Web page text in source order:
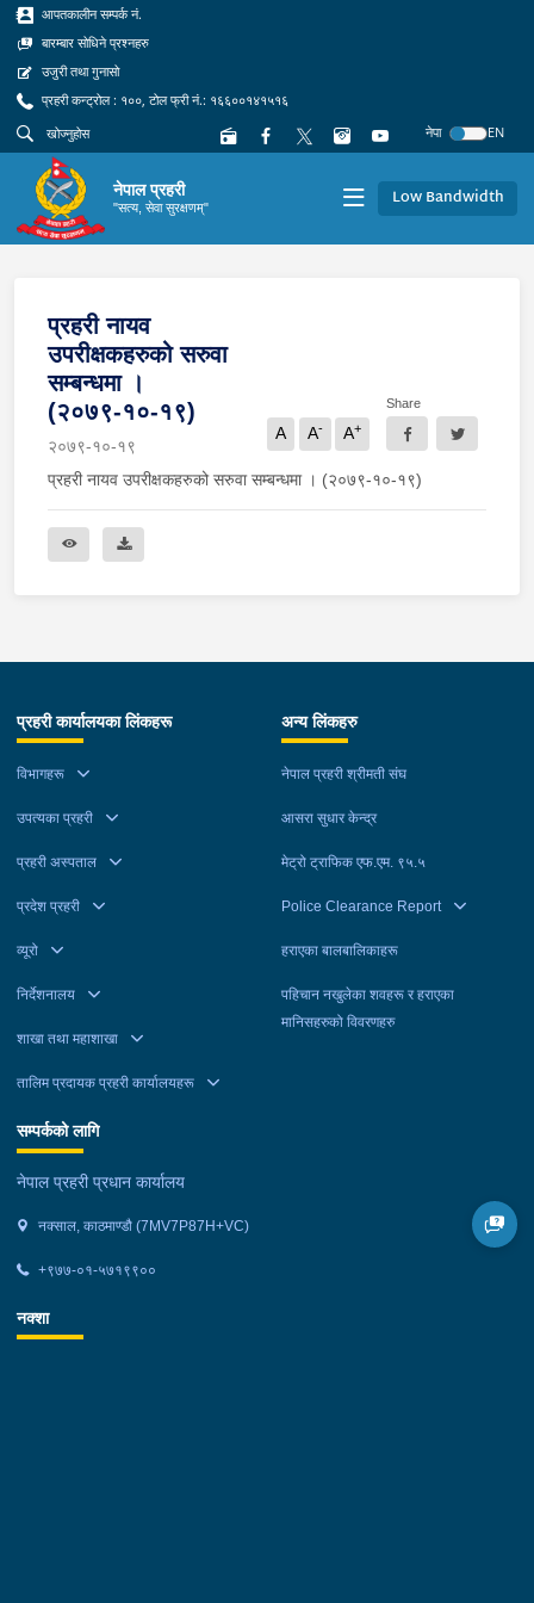
आपतकालीन सम्पर्क नं.
बारम्बार सोधिने प्रश्नहरु
उजुरी तथा गुनासो
प्रहरी कन्ट्रोल : १००, टोल फ्री नं.: १६६००१४१५१६
नेपा
EN
नेपाल प्रहरी
"सत्य, सेवा सुरक्षणम्" Low Bandwidth
प्रहरी नायव
उपरीक्षकहरुको सरुवा
सम्बन्धमा ।
(२०७९-१०-१९)
२०७९-१०-१९
A A- A+
Share
प्रहरी नायव उपरीक्षकहरुको सरुवा सम्बन्धमा । (२०७९-१०-१९)
प्रहरी कार्यालयका लिंकहरू
विभागहरू
उपत्यका प्रहरी
प्रहरी अस्पताल
प्रदेश प्रहरी
व्यूरो
निर्देशनालय
शाखा तथा महाशाखा
तालिम प्रदायक प्रहरी कार्यालयहरू
अन्य लिंकहरु
नेपाल प्रहरी श्रीमती संघ
आसरा सुधार केन्द्र
मेट्रो ट्राफिक एफ.एम. ९५.५
Police Clearance Report
हराएका बालबालिकाहरू
पहिचान नखुलेका शवहरू र हराएका
मानिसहरुको विवरणहरु
सम्पर्कको लागि
नेपाल प्रहरी प्रधान कार्यालय
नक्साल, काठमाण्डौ (7MV7P87H+VC)
+९७७-०१-५७१९९००
नक्शा